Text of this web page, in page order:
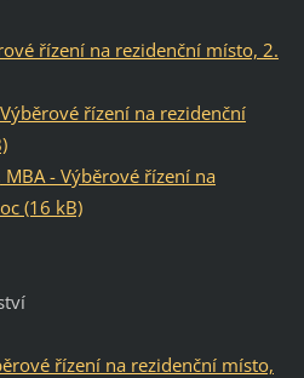
řízení na rezidenční místo, 2.
řízení na rezidenční
- Výběrové řízení na
(16 kB)
řízení na rezidenční místo,